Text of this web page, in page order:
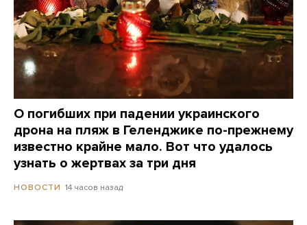
О погибших при падении украинского
дрона на пляж в Геленджике по-прежнему
известно крайне мало. Вот что удалось
узнать о жертвах за три дня
НОВОСТИ 14 часов назад